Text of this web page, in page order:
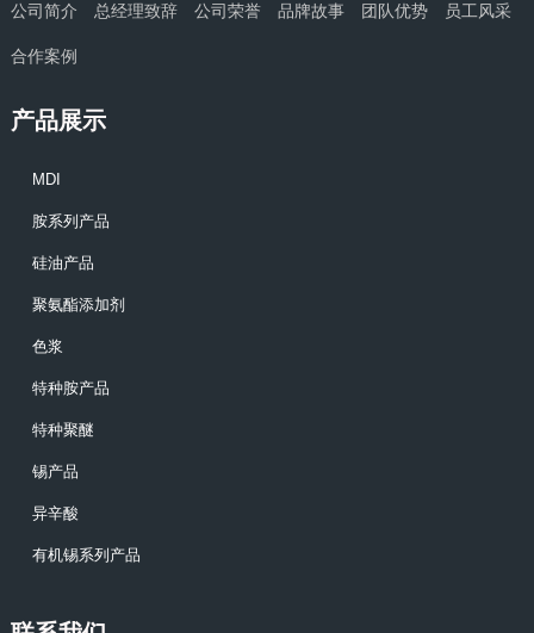
公司简介 总经理致辞 公司荣誉 品牌故事 团队优势 员工风采
合作案例
产品展示
MDI
胺系列产品
硅油产品
聚氨酯添加剂
色浆
特种胺产品
特种聚醚
锡产品
异辛酸
有机锡系列产品